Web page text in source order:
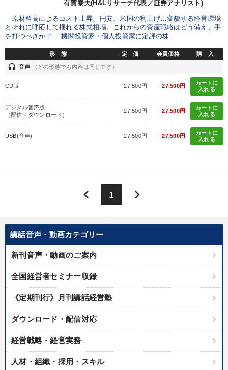
講話音声・動画カテゴリー
新刊音声・動画のご案内
全国経営者セミナー収録
《定期刊行》月刊講話経営塾
ダウンロード・配信対応
経営戦略・経営実務
人材・組織・採用・スキル
有賀泰夫(H&Lリサーチ代表／証券アナリスト)
原材料高によるコスト上昇、円安、米国の利上げ…変貌する経営環境
とそれに呼応して揺れる株式相場。これからの資産戦略はどう備え、手
を打つべきか？ 機関投資家・個人投資家に定評の株...
形 態 定 価 会員価格 購 入
headset 音声 （どの形態でも内容は同じです）
CD版 27,500円 27,500円
カートに
入れる
デジタル音声版
（配信＋ダウンロード）
27,500円 27,500円
カートに
入れる
USB(音声) 27,500円 27,500円
カートに
入れる
keyboard_arrow_left 1 keyboard_arrow_right